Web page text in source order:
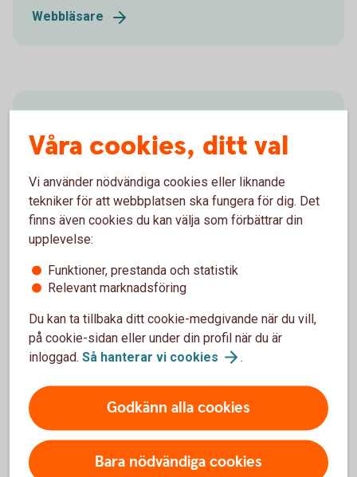
Webbläsare
telefon och surfplatta
För att kunna utföra dina bankärenden på ett effektivt
och säkert sätt i vår app är det viktigt att du har en
uppdaterad version av operativsystemet på din
mobil eller surfplatta.
Uppdatera operativsystem på mobila
enheter
Programuppdatering av
telefon och surfplatta
För att appen ska fungera behöver du ha en
Våra cookies, ditt val
Vi använder nödvändiga cookies eller liknande
tekniker för att webbplatsen ska fungera för dig. Det
finns även cookies du kan välja som förbättrar din
upplevelse:
Funktioner, prestanda och statistik
Relevant marknadsföring
Du kan ta tillbaka ditt cookie-medgivande när du vill,
på cookie-sidan eller under din profil när du är
inloggad. Så hanterar vi cookies .
Godkänn alla cookies
Bara nödvändiga cookies